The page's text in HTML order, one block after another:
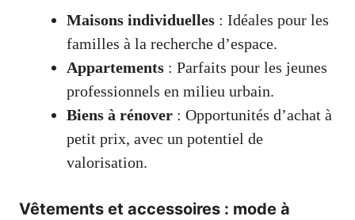
Maisons individuelles : Idéales pour les
familles à la recherche d’espace.
Appartements : Parfaits pour les jeunes
professionnels en milieu urbain.
Biens à rénover : Opportunités d’achat à
petit prix, avec un potentiel de
valorisation.
Vêtements et accessoires : mode à